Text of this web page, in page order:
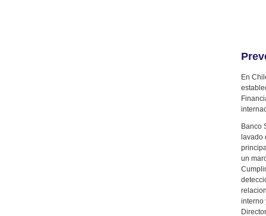
En
Banco
lavado
un
interno